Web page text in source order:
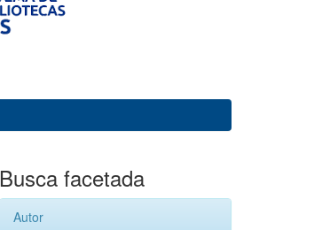
Busca facetada
Autor